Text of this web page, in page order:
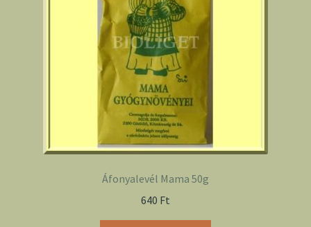
Áfonyalevél Mama 50g
640 Ft